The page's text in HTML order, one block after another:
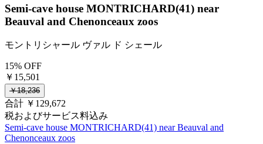
Semi-cave house MONTRICHARD(41) near
Beauval and Chenonceaux zoos
モントリシャール ヴァル ド シェール
15% OFF
￥15,501
￥18,236
合計 ￥129,672
税およびサービス料込み
Semi-cave house MONTRICHARD(41) near Beauval and
Chenonceaux zoos